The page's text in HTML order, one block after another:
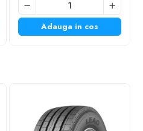
Adauga in cos